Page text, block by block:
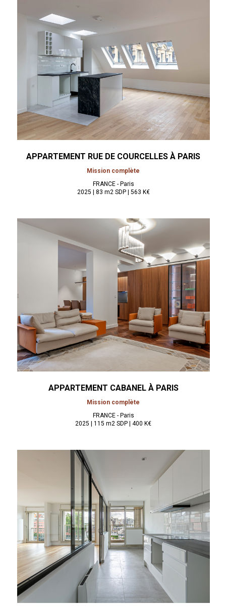
APPARTEMENT RUE DE COURCELLES À PARIS
Mission complète
FRANCE - Paris
2025 | 83 m2 SDP | 563 K€
APPARTEMENT CABANEL À PARIS
Mission complète
FRANCE - Paris
2025 | 115 m2 SDP | 400 K€